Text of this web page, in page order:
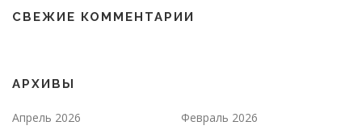
СВЕЖИЕ КОММЕНТАРИИ
АРХИВЫ
Апрель 2026
Февраль 2026